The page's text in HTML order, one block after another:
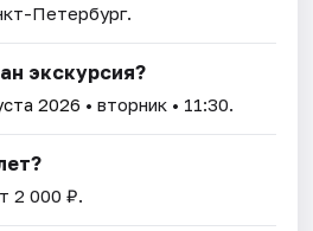
Петербург.
экскурсия?
2026 • вторник • 11:30.
2 000 ₽.